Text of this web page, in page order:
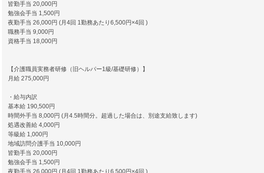
皆勤手当 20,000円
勉強会手当 1,500円
夜勤手当 26,000円 (月4回 1勤務あたり6,500円×4回 )
職務手当 9,000円
資格手当 18,000円
【介護職員実務者研修（旧ヘルパー1級/基礎研修）】
月給 275,000円
・給与内訳
基本給 190,500円
時間外手当 8,000円 (月4.5時間分。超過した場合は、別途支給致します)
処遇改善給 4,000円
等級給 1,000円
地域訪問介護手当 10,000円
皆勤手当 20,000円
勉強会手当 1,500円
夜勤手当 26,000円 (月4回 1勤務あたり6,500円×4回 )